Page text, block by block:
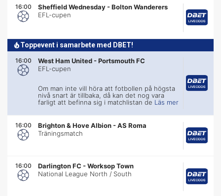
16:00 Sheffield Wednesday -Bolton Wanderers
EFL-cupen
Toppevent i samarbete med DBET!
16:00 West Ham United -Portsmouth FC
EFL-cupen
Om man inte vill höra att fotbollen på högsta
nivå snart är tillbaka, då kan det nog vara
farligt att befinna sig i matchlistan de Läs mer
16:00 Brighton & Hove Albion -AS Roma
Träningsmatch
16:00 Darlington FC -Worksop Town
National League North / South